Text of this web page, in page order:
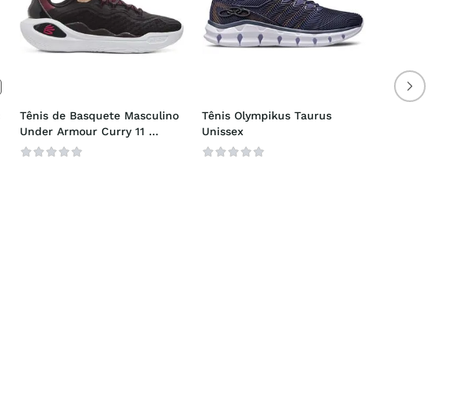
Tênis de Basquete Masculino
Under Armour Curry 11
Domaine
Tênis Olympikus Taurus
Unissex